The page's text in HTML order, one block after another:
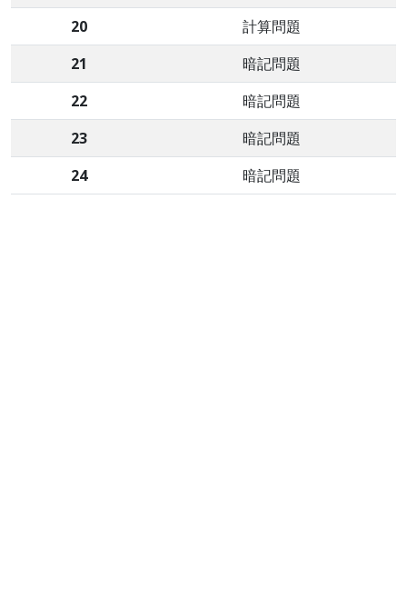
20
計算問題
21
暗記問題
22
暗記問題
23
暗記問題
24
暗記問題